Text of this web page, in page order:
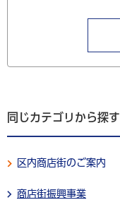
同じカテゴリから探す
区内商店街のご案内
商店街振興事業